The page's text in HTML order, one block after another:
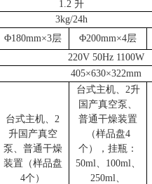
1.2 升
3kg/24h
Φ180mm×3层 Φ200mm×4层
220V 50Hz 1100W
405×630×322mm
台式主机、 2
升国产真空
泵、普通干燥
装置（样品盘
4个）
台式主机、 2升
国产真空泵、
普通干燥装置
（样品盘4
个），挂瓶：
50ml、100ml、
250ml、